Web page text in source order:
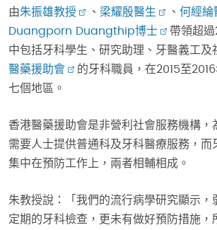
由朱振雄教授 、 梁耀殷醫生 、 何經綸
Duangporn Duangthip博士
帶領超
中包括牙科學生、研究助理、牙醫義工及
醫藥援助會
的牙科職員，在2015至
七個地區。
香港醫藥援助會是非營利社會服務機構，
需要人士提供普通科及牙科醫療服務，而
集中在預防工作上，兩者相輔相成。
朱教授說：「我們的流行病學研究顯示，
定期的牙科檢查，更未有做好預防措施，